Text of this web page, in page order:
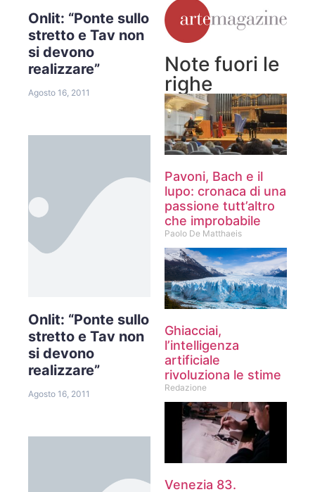
Onlit: “Ponte sullo
stretto e Tav non
si devono
realizzare”
Agosto 16, 2011
Onlit: “Ponte sullo
stretto e Tav non
si devono
realizzare”
Agosto 16, 2011
Note fuori le
righe
Pavoni, Bach e il
lupo: cronaca di una
passione tutt’altro
che improbabile
Paolo De Matthaeis
Ghiacciai,
l’intelligenza
artificiale
rivoluziona le stime
Redazione
Venezia 83.